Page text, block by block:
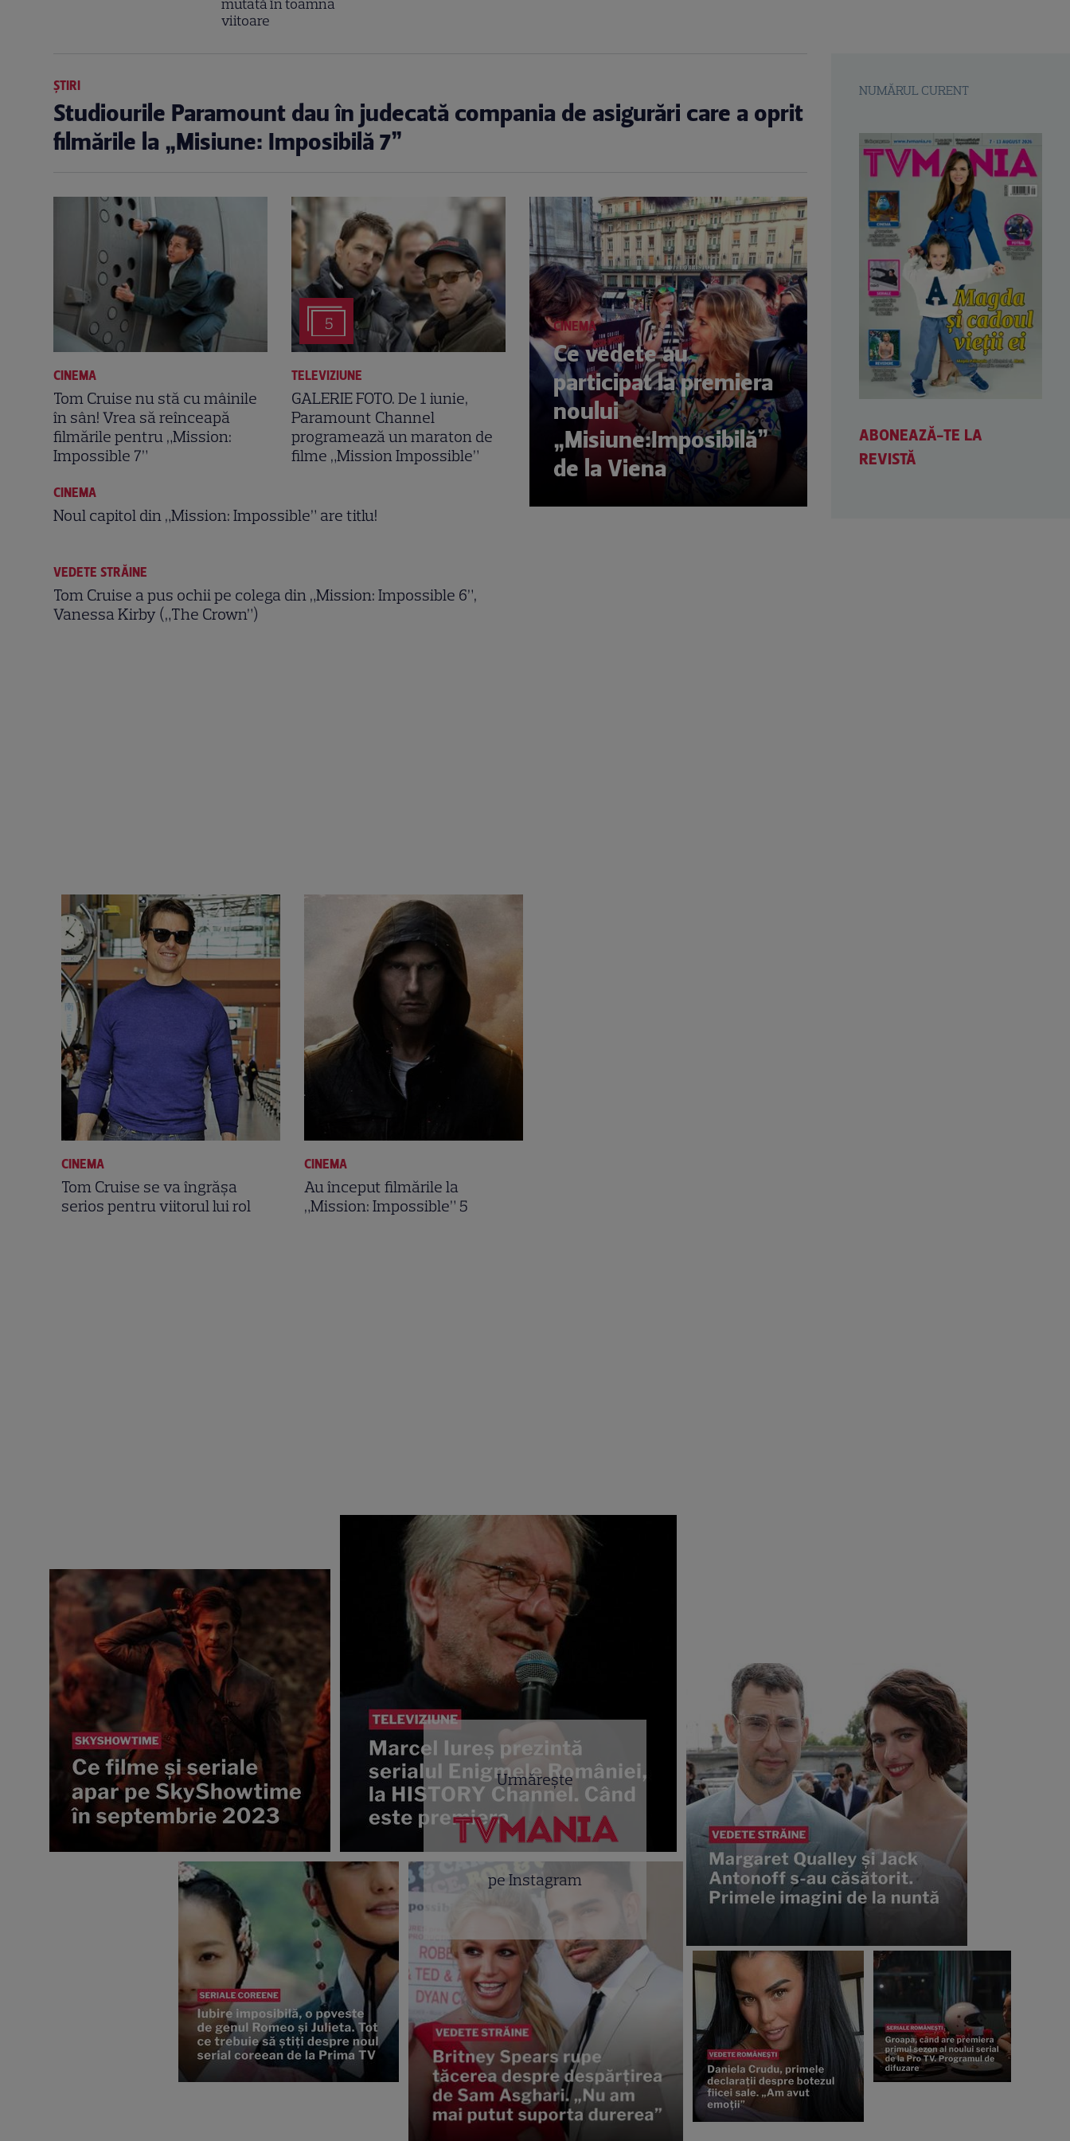
mutată în toamna
viitoare
ȘTIRI
Studiourile Paramount dau în judecată compania de asigurări care a oprit
filmările la „Misiune: Imposibilă 7”
CINEMA
Tom Cruise nu stă cu mâinile
în sân! Vrea să reînceapă
filmările pentru „Mission:
Impossible 7”
5
TELEVIZIUNE
GALERIE FOTO. De 1 iunie,
Paramount Channel
programează un maraton de
filme „Mission Impossible”
CINEMA
Noul capitol din „Mission: Impossible” are titlu!
VEDETE STRĂINE
Tom Cruise a pus ochii pe colega din „Mission: Impossible 6”,
Vanessa Kirby („The Crown”)
CINEMA
Ce vedete au
participat la premiera
noului
„Misiune:Imposibilă”
de la Viena
NUMĂRUL CURENT
ABONEAZĂ-TE LA
REVISTĂ
CINEMA
Tom Cruise se va îngrăşa
serios pentru viitorul lui rol
CINEMA
Au început filmările la
„Mission: Impossible” 5
Urmărește
pe Instagram